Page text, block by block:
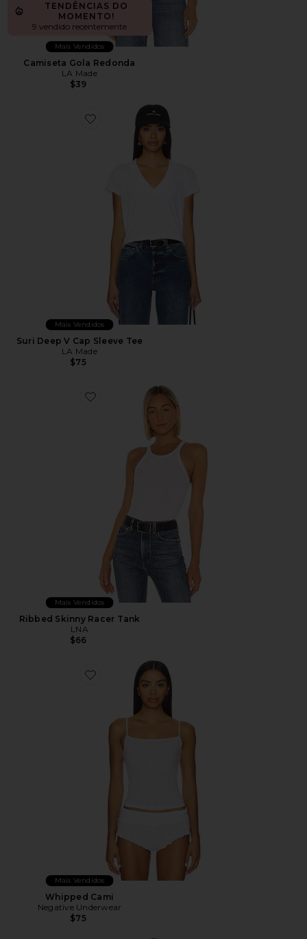
TENDÊNCIAS DO
MOMENTO!
9 vendido recentemente
Mais Vendidos
Camiseta Gola Redonda
LA Made
$39
Favorite Suri Deep V Cap Sleeve Tee
Mais Vendidos
Suri Deep V Cap Sleeve Tee
LA Made
$75
Favorite Ribbed Skinny Racer Tank
Mais Vendidos
Ribbed Skinny Racer Tank
LNA
$66
Favorite Whipped Cami
Mais Vendidos
Whipped Cami
Negative Underwear
$75